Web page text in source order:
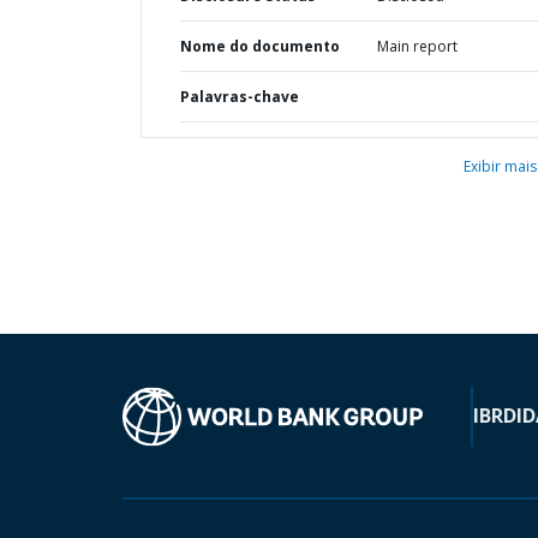
Nome do documento Main report
Palavras-chave
Exibir mais
IBRD